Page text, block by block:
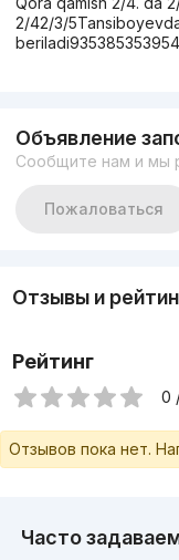
2/42/3/
Объявление
Сообщите нам и мы
Пожаловаться
Отзывы и
Рейтинг
0
Отзывов пока нет.
Часто